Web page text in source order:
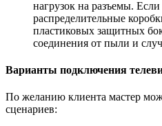
нагрузок на разъемы. Если
распределительные
пластиковых защитных
соединения от пыли и
Варианты подключения
По желанию клиента мастер
сценариев: